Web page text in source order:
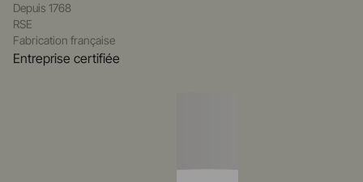
Depuis 1768
RSE
Fabrication française
Entreprise certifiée